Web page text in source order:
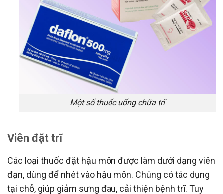
Một số thuốc uống chữa trĩ
Viên đặt trĩ
Các loại thuốc đặt hậu môn được làm dưới dạng viên
đạn, dùng để nhét vào hậu môn. Chúng có tác dụng
tại chỗ, giúp giảm sưng đau, cải thiện bệnh trĩ. Tuy